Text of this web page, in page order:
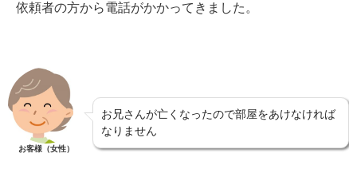
依頼者の方から電話がかかってきました。
お客様（女性）
お兄さんが亡くなったので部屋をあけなければ
なりません